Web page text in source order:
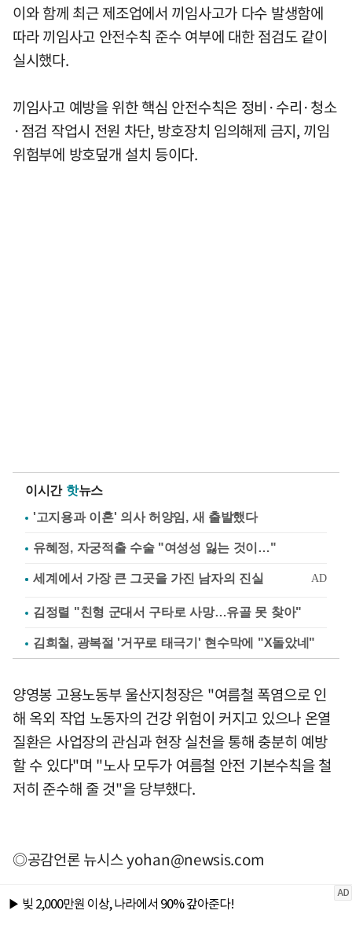
이와 함께 최근 제조업에서 끼임사고가 다수 발생함에
따라 끼임사고 안전수칙 준수 여부에 대한 점검도 같이
실시했다.
끼임사고 예방을 위한 핵심 안전수칙은 정비·수리·청소
·점검 작업시 전원 차단, 방호장치 임의해제 금지, 끼임
위험부에 방호덮개 설치 등이다.
이시간 핫뉴스
'고지용과 이혼' 의사 허양임, 새 출발했다
유혜정, 자궁적출 수술 "여성성 잃는 것이…"
김정렬 "친형 군대서 구타로 사망…유골 못 찾아"
김희철, 광복절 '거꾸로 태극기' 현수막에 "X돌았네"
양영봉 고용노동부 울산지청장은 "여름철 폭염으로 인
해 옥외 작업 노동자의 건강 위험이 커지고 있으나 온열
질환은 사업장의 관심과 현장 실천을 통해 충분히 예방
할 수 있다"며 "노사 모두가 여름철 안전 기본수칙을 철
저히 준수해 줄 것"을 당부했다.
◎공감언론 뉴시스yohan@newsis.com